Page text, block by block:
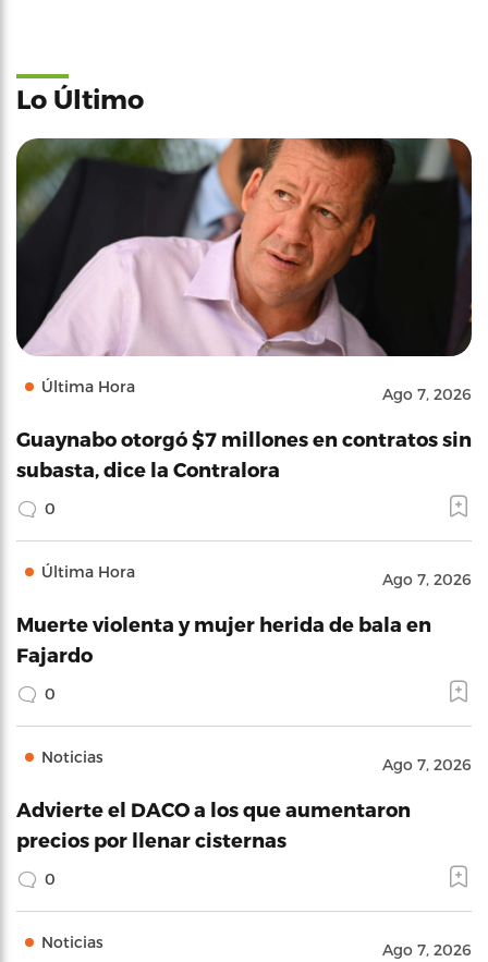
Lo Último
Última Hora Ago 7, 2026
Guaynabo otorgó $7 millones en contratos sin
subasta, dice la Contralora
0
Última Hora Ago 7, 2026
Muerte violenta y mujer herida de bala en
Fajardo
0
Noticias Ago 7, 2026
Advierte el DACO a los que aumentaron
precios por llenar cisternas
0
Noticias Ago 7, 2026